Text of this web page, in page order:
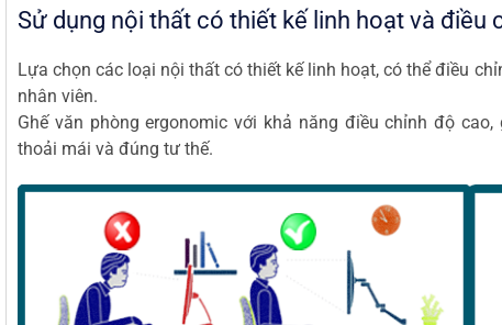
Sử dụng nội thất có thiết kế linh hoạt và điều
Lựa chọn các loại nội thất có thiết kế linh hoạt, có thể điều
nhân viên.
Ghế văn phòng ergonomic với khả năng điều chỉnh độ
thoải mái và đúng tư thế.